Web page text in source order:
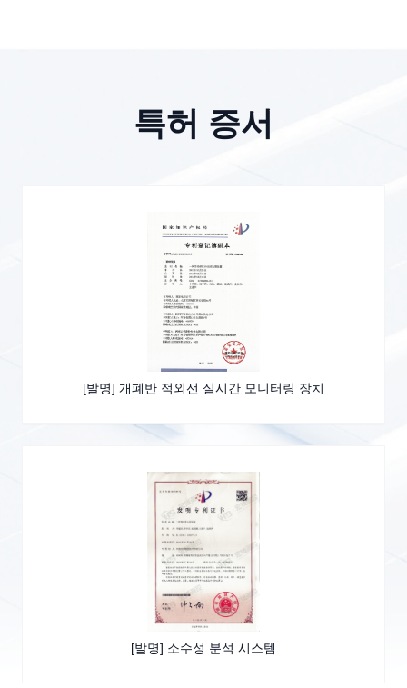
특허 증서
[디자인] 신호 수집 송신기(애자 활선 저항 시험기)
[실용신안] 전력망 고장 초음파 검출장치